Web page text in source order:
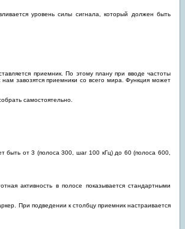
уровень силы сигнала, который должен быть
приемник. По этому плану при вводе частоты
завозятся приемники со всего мира. Функция может
самостоятельно.
быть от 3 (полоса 300, шаг 100 кГц) до 60 (полоса 600,
активность в полосе показывается стандартными
При подведении к столбцу приемник настраивается